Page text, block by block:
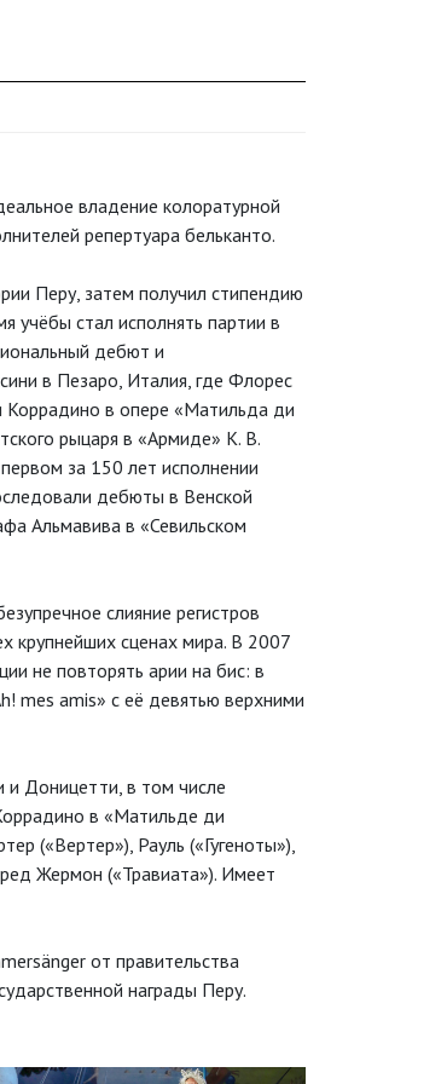
владение колоратурной
репертуара бельканто.
Перу, затем получил стипендию
учёбы стал исполнять партии в
дебют и
в Пезаро, Италия, где Флорес
Коррадино в опере «Матильда ди
рыцаря в «Армиде» К. В.
за 150 лет исполнении
дебюты в Венской
Альмавива в «Севильском
слияние регистров
крупнейших сценах мира. В 2007
не повторять арии на бис: в
mes amis» с её девятью верхними
и Доницетти, в том числе
в «Матильде ди
(«Вертер»), Рауль («Гугеноты»),
Жермон («Травиата»). Имеет
от правительства
награды Перу.